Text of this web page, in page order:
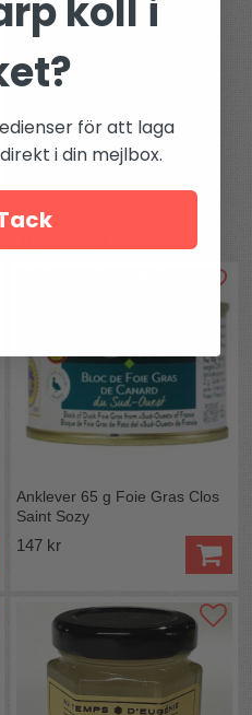
g
även
Anklever 65 g Foie Gras Clos
Saint Sozy
147 kr
koll i
för att laga
i din mejlbox.